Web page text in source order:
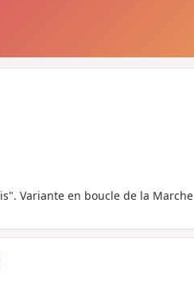
Variante en boucle de la Marche